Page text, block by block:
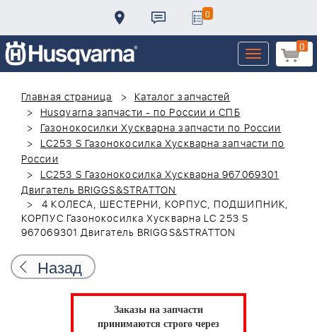
0
0
Toggle
navigation
Главная страница
Каталог запчастей
Husqvarna запчасти - по России и СПБ
Газонокосилки Хускварна запчасти по России
LC253 S Газонокосилка Хускварна запчасти по
России
LC253 S Газонокосилка Хускварна 967069301
Двигатель BRIGGS&STRATTON
4 КОЛЕСА, ШЕСТЕРНИ, КОРПУС, ПОДШИПНИК,
КОРПУС Газонокосилка Хускварна LC 253 S
967069301 Двигатель BRIGGS&STRATTON
Назад
Заказы на запчасти
принимаются строго через